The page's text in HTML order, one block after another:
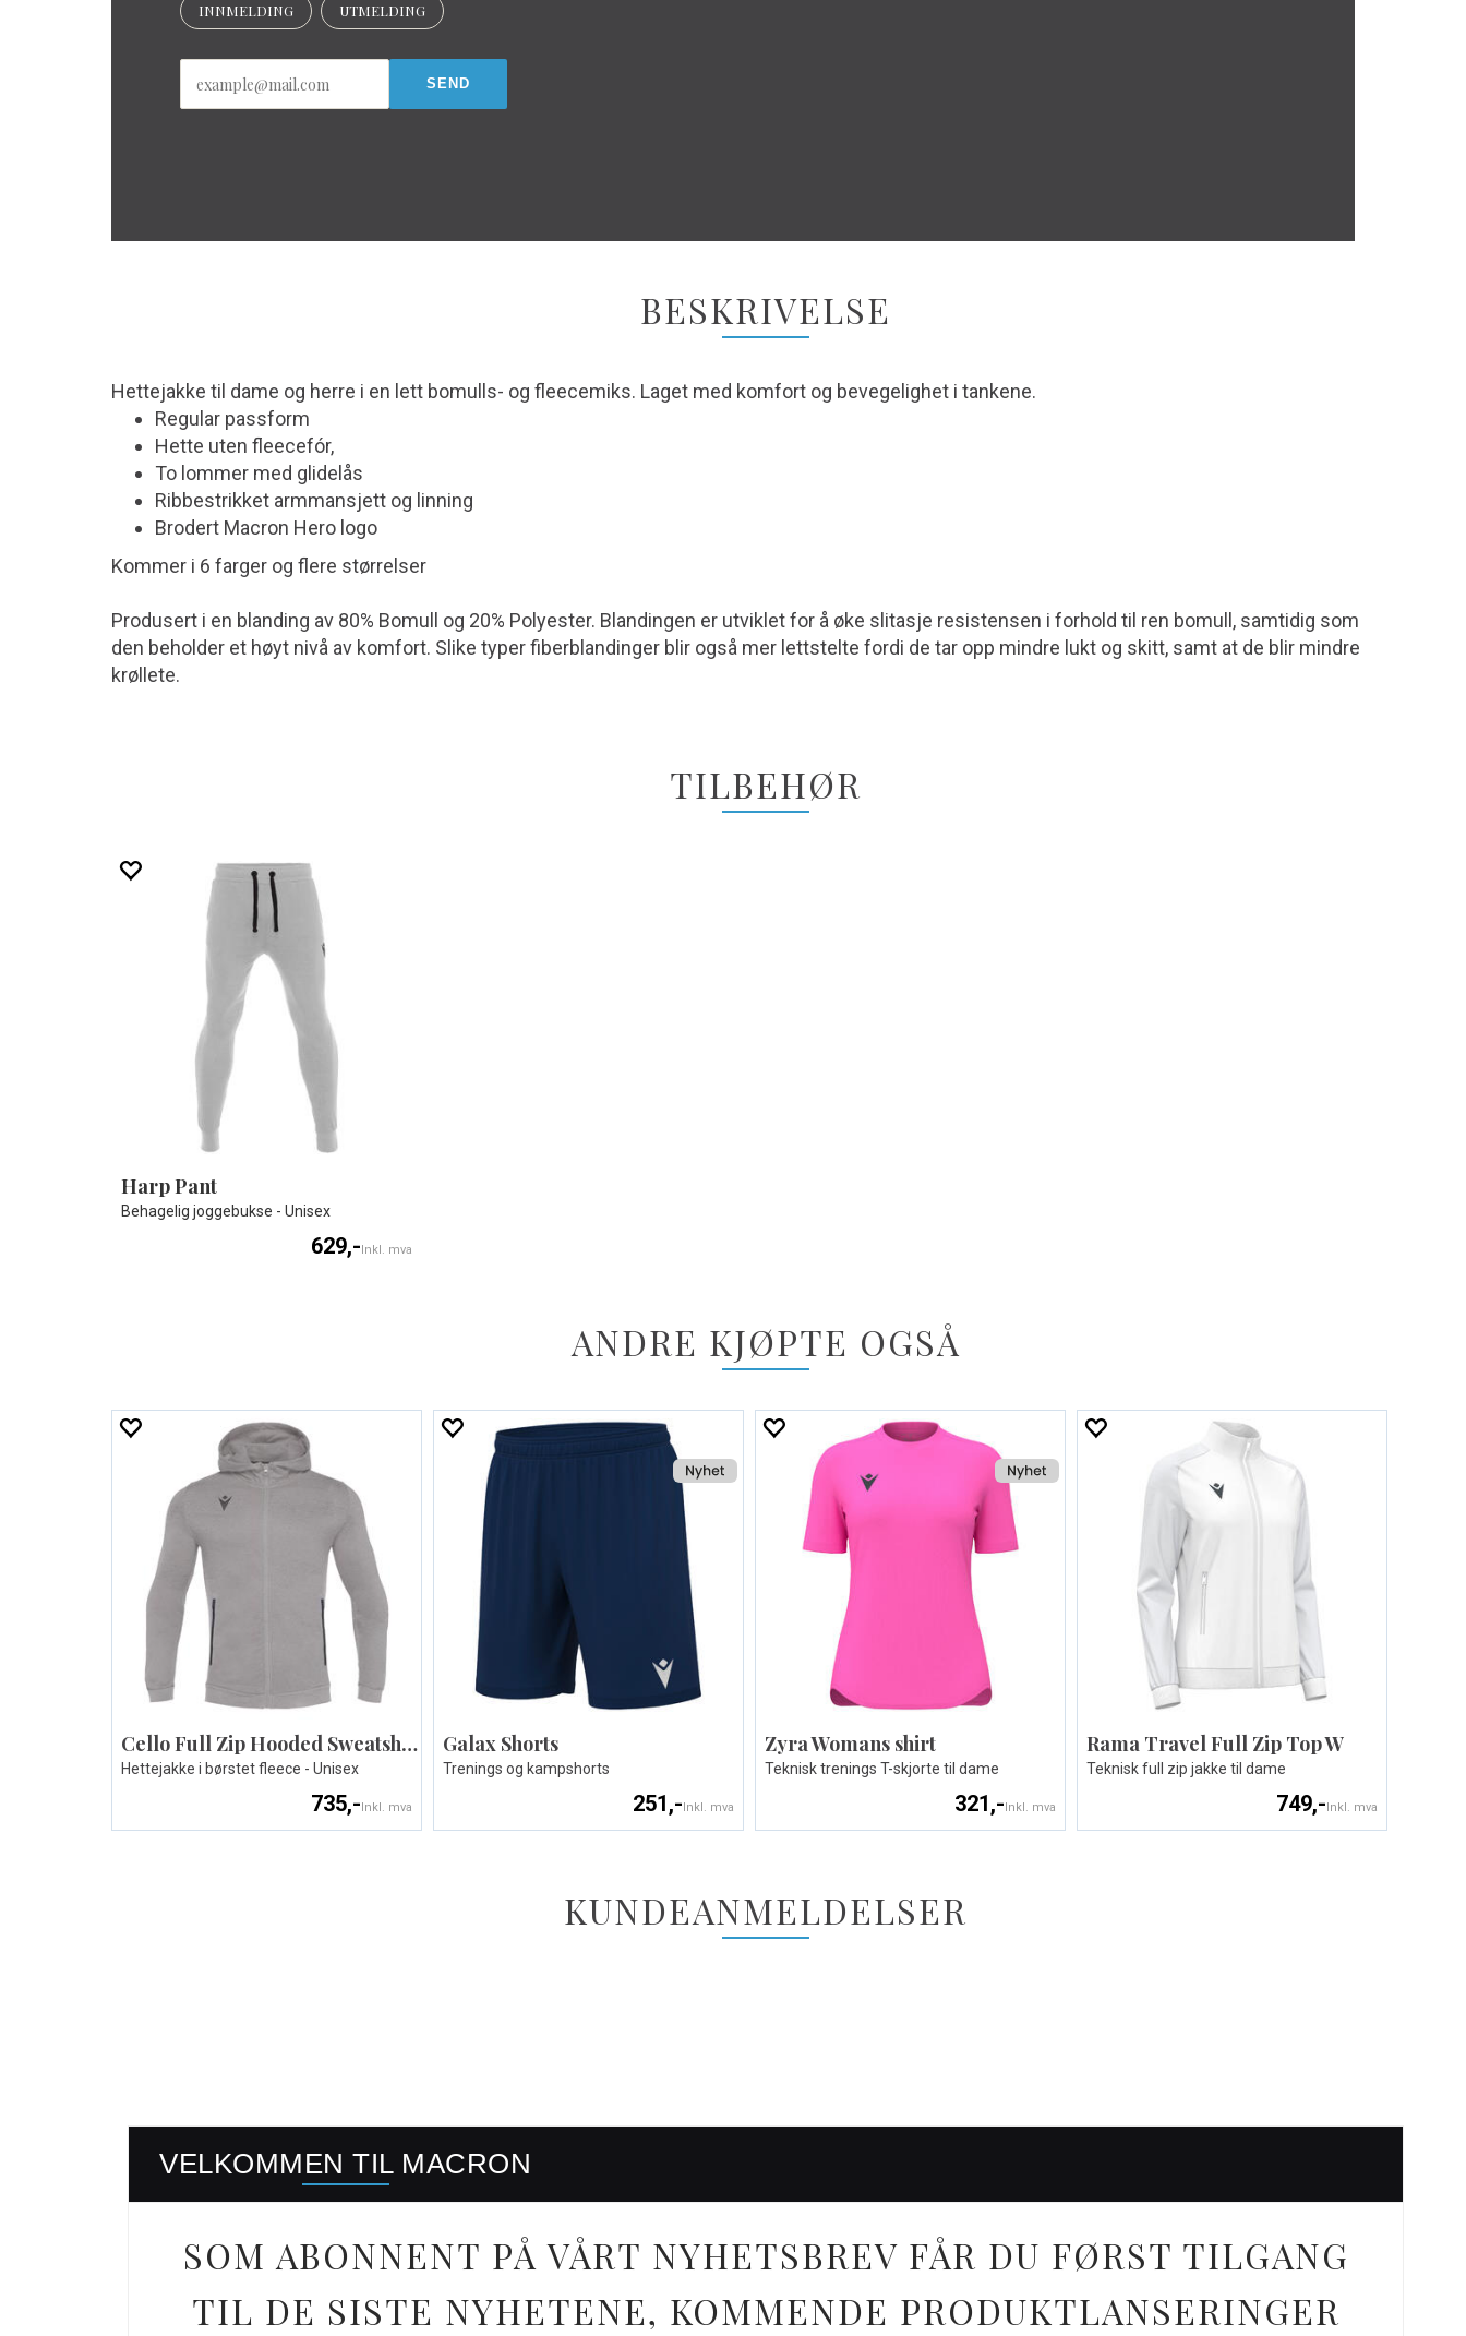
INNMELDING UTMELDING
BESKRIVELSE
Hettejakke til dame og herre i en lett bomulls- og fleecemiks. Laget med komfort og bevegelighet i tankene.
Regular passform
Hette uten fleecefór,
To lommer med glidelås
Ribbestrikket armmansjett og linning
Brodert Macron Hero logo
Kommer i 6 farger og flere størrelser
Produsert i en blanding av 80% Bomull og 20% Polyester. Blandingen er utviklet for å øke slitasje resistensen i forhold til ren bomull, samtidig som
den beholder et høyt nivå av komfort. Slike typer fiberblandinger blir også mer lettstelte fordi de tar opp mindre lukt og skitt, samt at de blir mindre
krøllete.
TILBEHØR
Harp Pant
Behagelig joggebukse - Unisex
629,-Inkl. mva
ANDRE KJØPTE OGSÅ
Cello Full Zip Hooded Sweatshirt
Hettejakke i børstet fleece - Unisex
735,-Inkl. mva
Galax Shorts
Trenings og kampshorts
251,-Inkl. mva
Zyra Womans shirt
Teknisk trenings T-skjorte til dame
321,-Inkl. mva
Rama Travel Full Zip Top W
Teknisk full zip jakke til dame
749,-Inkl. mva
KUNDEANMELDELSER
VELKOMMEN TIL MACRON
SOM ABONNENT PÅ VÅRT NYHETSBREV FÅR DU FØRST TILGANG
TIL DE SISTE NYHETENE, KOMMENDE PRODUKTLANSERINGER